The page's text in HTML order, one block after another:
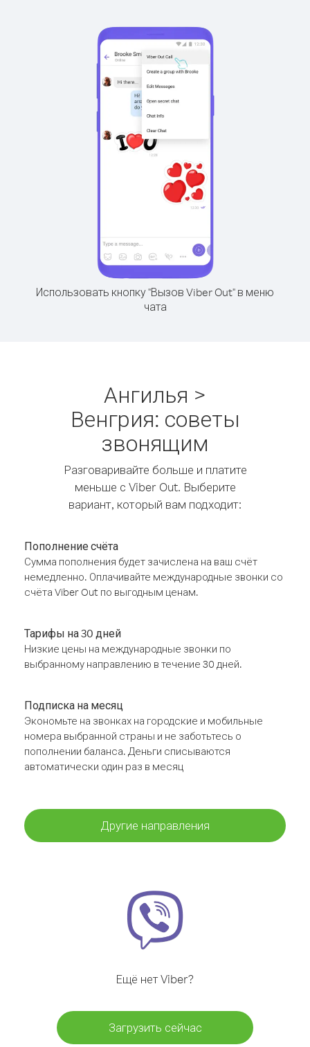
Использовать кнопку "Вызов Viber Out" в меню
чата
Ангилья >
Венгрия: советы
звонящим
Разговаривайте больше и платите
меньше с Viber Out. Выберите
вариант, который вам подходит:
Пополнение счёта
Сумма пополнения будет зачислена на ваш счёт
немедленно. Оплачивайте международные звонки со
счёта Viber Out по выгодным ценам.
Тарифы на 30 дней
Низкие цены на международные звонки по
выбранному направлению в течение 30 дней.
Подписка на месяц
Экономьте на звонках на городские и мобильные
номера выбранной страны и не заботьтесь о
пополнении баланса. Деньги списываются
автоматически один раз в месяц
Другие направления
Ещё нет Viber?
Загрузить сейчас